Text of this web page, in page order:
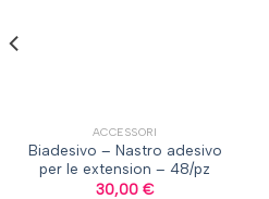
ACCESSORI
Biadesivo – Nastro adesivo
per le extension – 48/pz
30,00 €